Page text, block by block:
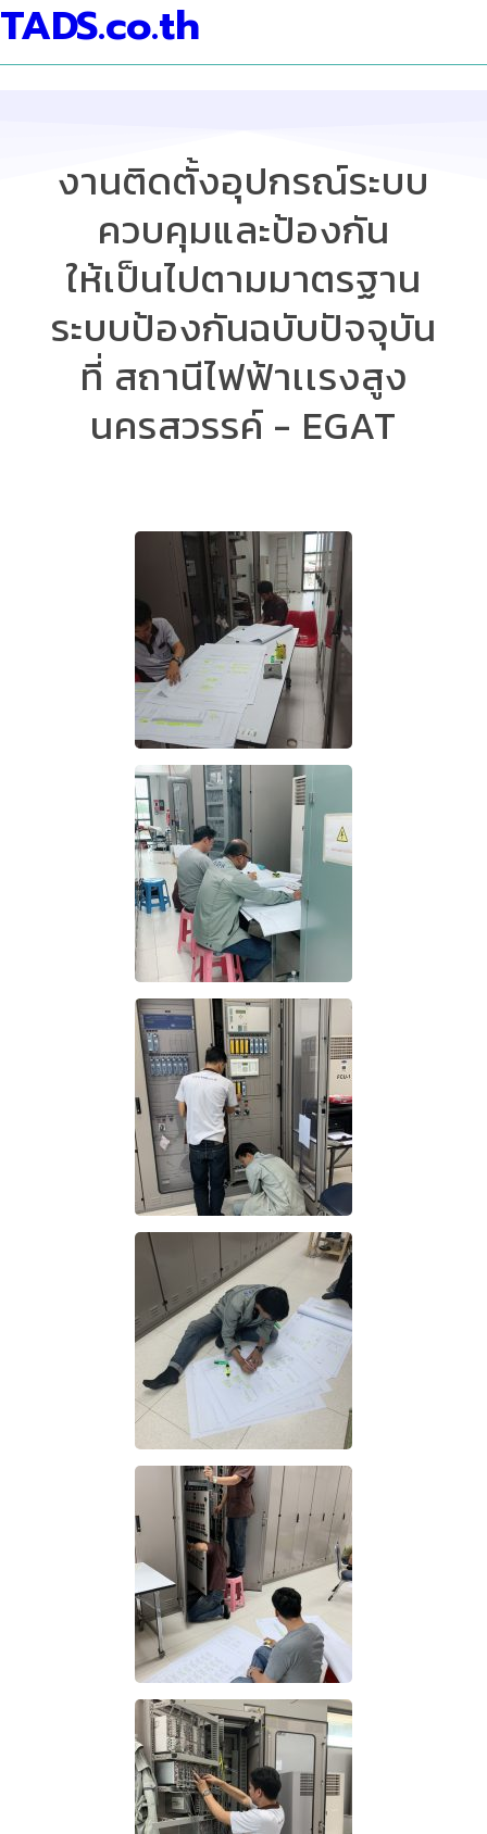
TADS.co.th
งานติดตั้งอุปกรณ์ระบบ
ควบคุมและป้องกัน
ให้เป็นไปตามมาตรฐาน
ระบบป้องกันฉบับปัจจุบัน
ที่ สถานีไฟฟ้าเเรงสูง
นครสวรรค์ - EGAT